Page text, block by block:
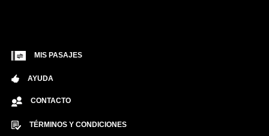
MIS PASAJES
AYUDA
CONTACTO
TÉRMINOS Y CONDICIONES